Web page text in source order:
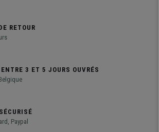
RETOUR
3 ET 5 JOURS OUVRÉS
Paypal